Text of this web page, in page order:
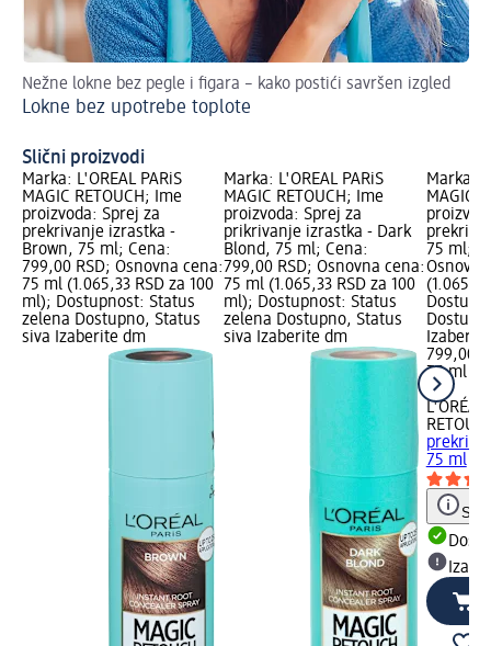
Nežne lokne bez pegle i figara – kako postići savršen izgled
Lokne bez upotrebe toplote
Slični proizvodi
Marka: L'ORÉAL PARiS
MAGIC RETOUCH; Ime
proizvoda: Sprej za
prekrivanje izrastka -
Brown, 75 ml; Cena:
799,00 RSD; Osnovna cena:
75 ml (1.065,33 RSD za 100
ml); Dostupnost: Status
zelena Dostupno, Status
siva Izaberite dm
Marka: L'ORÉAL PARiS
MAGIC RETOUCH; Ime
proizvoda: Sprej za
prikrivanje izrastka - Dark
Blond, 75 ml; Cena:
799,00 RSD; Osnovna cena:
75 ml (1.065,33 RSD za 100
ml); Dostupnost: Status
zelena Dostupno, Status
siva Izaberite dm
Marka:
MAGIC
75 ml;
799,00
75 ml
ml)
L'ORÉAL
75 ml